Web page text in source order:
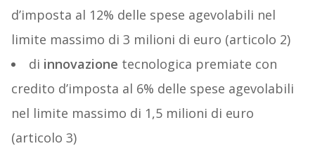
d’imposta al 12% delle spese agevolabili nel
limite massimo di 3 milioni di euro (articolo 2)
di innovazione tecnologica premiate con
credito d’imposta al 6% delle spese agevolabili
nel limite massimo di 1,5 milioni di euro
(articolo 3)